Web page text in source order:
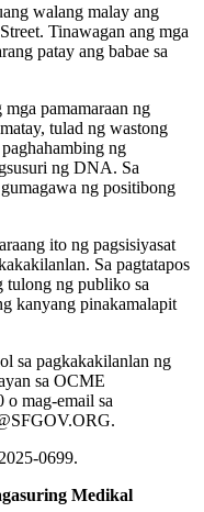
walang malay ang
Tinawagan ang mga
patay ang babae sa
pamamaraan ng
tulad ng wastong
ng
ng DNA. Sa
ng positibong
ito ng pagsisiyasat
Sa pagtatapos
ng publiko sa
kanyang pinakamalapit
sa pagkakakilanlan ng
sa OCME
mag-email sa
0699.
Medikal